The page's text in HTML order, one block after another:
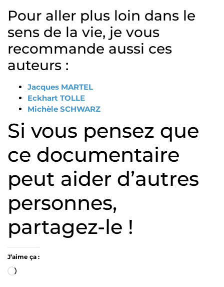
Pour aller plus loin dans le
sens de la vie, je vous
recommande aussi ces
auteurs :
Jacques MARTEL
Eckhart TOLLE
Michèle SCHWARZ
Si vous pensez que
ce documentaire
peut aider d’autres
personnes,
partagez-le !
J’aime ça :